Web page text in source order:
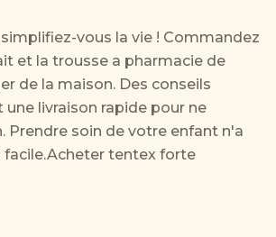
vous la vie ! Commandez
et la trousse a pharmacie de
de la maison. Des conseils
une livraison rapide pour ne
Prendre soin de votre enfant n'a
facile.Acheter tentex forte